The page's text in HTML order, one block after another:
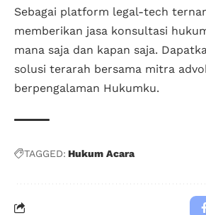
Sebagai platform legal-tech
memberikan jasa konsultasi
mana saja dan kapan saja.
solusi terarah bersama mitra
berpengalaman Hukumku.
TAGGED: Hukum Acara